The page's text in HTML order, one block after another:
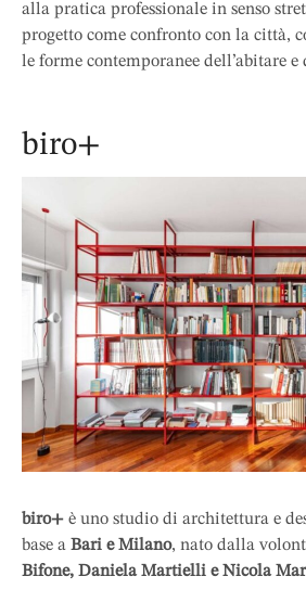
alla pratica professionale in senso
progetto come confronto con la città,
le forme contemporanee dell’abitare e
biro+
biro+ è uno studio di architettura e
base a Bari e Milano, nato dalla
Bifone, Daniela Martielli e Nicola